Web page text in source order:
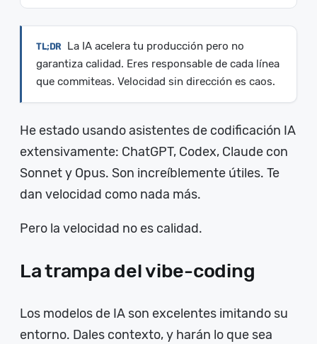
La IA acelera tu producción pero no
garantiza calidad. Eres responsable de cada línea
que commiteas. Velocidad sin dirección es caos.
He estado usando asistentes de codificación IA
extensivamente: ChatGPT, Codex, Claude con
Sonnet y Opus. Son increíblemente útiles. Te
dan velocidad como nada más.
Pero la velocidad no es calidad.
La trampa del vibe-coding
Los modelos de IA son excelentes imitando su
entorno. Dales contexto, y harán lo que sea